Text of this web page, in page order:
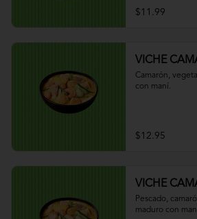
$11.99
VICHE
Camarón,
con maní.
$12.95
VICHE
Pescado,
maduro con